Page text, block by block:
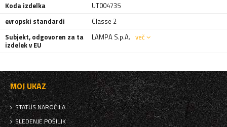
Koda izdelka
UT004735
evropski standardi
Classe 2
Subjekt, odgovoren za ta
izdelek v EU
LAMPA S.p.A. več
MOJ UKAZ
STATUS NAROČILA
SLEDENJE POŠILJK